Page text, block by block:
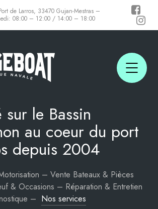
de Larros, 33470 Gujan-Mestras –
08:00 – 12:00 / 14:00 – 18:00
sur le Bassin
au coeur du port
depuis 2004
– Vente Bateaux & Pièces
& Occasions – Réparation & Entretien
– Nos services